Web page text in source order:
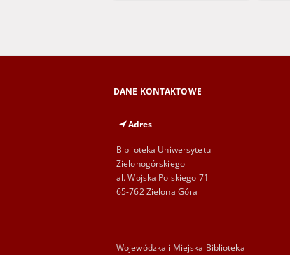
DANE KONTAKTOWE
Adres
Biblioteka Uniwersytetu
Zielonogórskiego
al. Wojska Polskiego 71
65-762 Zielona Góra
Wojewódzka i Miejska Biblioteka